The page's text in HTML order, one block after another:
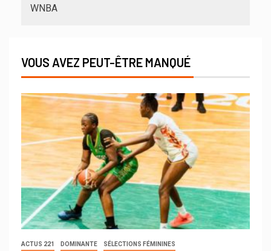
WNBA
VOUS AVEZ PEUT-ÊTRE MANQUÉ
ACTUS 221 DOMINANTE
SÉLECTIONS FÉMININES